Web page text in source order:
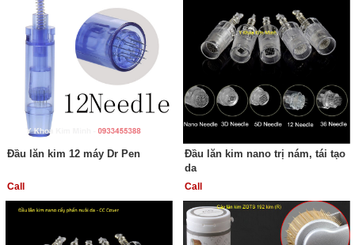
Đầu lăn kim 12 máy Dr Pen
Call
Đầu lăn kim nano trị nám, tái tạo
da
Call